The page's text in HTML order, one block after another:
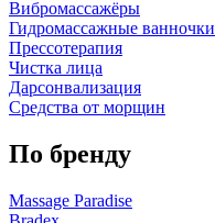
Вибромассажёры
Гидромассажные ванночки
Прессотерапия
Чистка лица
Дарсонвализация
Средства от морщин
По бренду
Massage Paradise